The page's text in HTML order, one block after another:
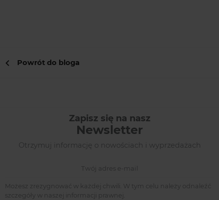
Powrót do bloga
Zapisz się na nasz
Newsletter
Otrzymuj informację o nowościach i wyprzedażach
Możesz zrezygnować w każdej chwili. W tym celu należy odnaleźć
szczegóły w naszej informacji prawnej.